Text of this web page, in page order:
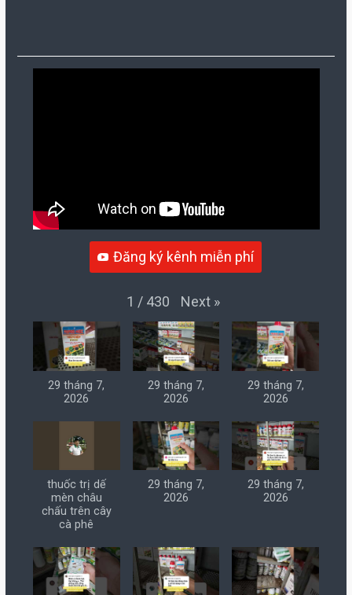
Đăng ký kênh miễn phí
1 / 430 Next »
29 tháng 7,
2026
29 tháng 7,
2026
29 tháng 7,
2026
thuốc trị dế
mèn châu
chấu trên cây
cà phê
29 tháng 7,
2026
29 tháng 7,
2026